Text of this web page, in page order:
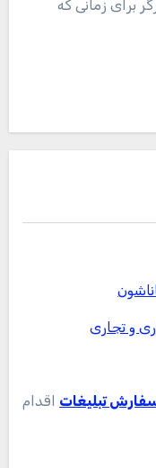
برای زمانی که
و تجاری
تبلیغات اقدام